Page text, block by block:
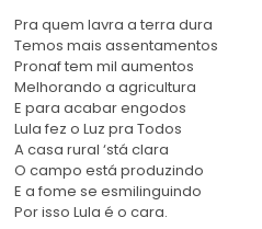
Pra quem lavra a terra dura
Temos mais assentamentos
Pronaf tem mil aumentos
Melhorando a agricultura
E para acabar engodos
Lula fez o Luz pra Todos
A casa rural ‘stá clara
O campo está produzindo
E a fome se esmilinguindo
Por isso Lula é o cara.